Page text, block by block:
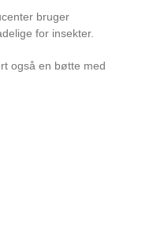
bruger
for insekter.
også en bøtte med